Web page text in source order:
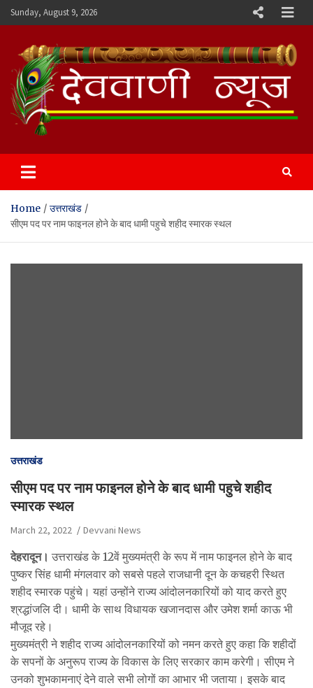
Skip
to
Sunday, August 9, 2026
Devvani News Portal
Home
उत्तराखंड
सीएम पद पर नाम फाइनल होने के बाद धामी पहुचे शहीद स्मारक स्थल
उत्तराखंड
सीएम पद पर नाम फाइनल होने के बाद धामी पहुचे शहीद
स्मारक स्थल
March 22, 2022 Devvani News
देहरादून। उत्तराखंड के 12वें मुख्यमंत्री के रूप में नाम फाइनल होने के बाद
पुष्कर सिंह धामी मंगलवार को सबसे पहले राजधानी दून के कचहरी स्थित
शहीद स्मारक पहुंचे। यहां उन्होंने राज्य आंदोलनकारियों को याद करते हुए
श्रद्धांजलि दी। धामी के साथ विधायक खजानदास और उमेश शर्मा काऊ भी
मौजूद रहे।
मुख्यमंत्री ने शहीद राज्य आंदोलनकारियों को नमन करते हुए कहा कि शहीदों
के सपनों के अनुरूप राज्य के विकास के लिए सरकार काम करेगी। सीएम ने
उनको शुभकामनाएं देने वाले सभी लोगों का आभार भी जताया। इसके बाद